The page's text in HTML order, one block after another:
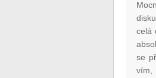
celá
se
vím,